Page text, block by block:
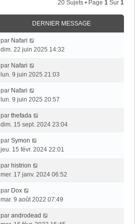
20 Sujets • Page 1 Sur 1
DERNIER MESSAGE
par Nafari
dim. 22 juin 2025 14:32
par Nafari
lun. 9 juin 2025 21:03
par Nafari
lun. 9 juin 2025 20:57
par thefada
dim. 15 sept. 2024 23:04
par Symon
jeu. 15 févr. 2024 22:01
par histrion
mer. 17 janv. 2024 06:52
par Dox
mar. 9 août 2022 07:49
par androdead